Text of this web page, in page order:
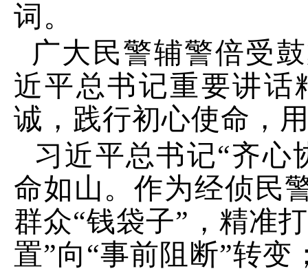
词。
广大民警辅警倍受
近平总书记重要讲话
诚，践行初心使命，
习近平总书记“齐心
命如山。作为经侦民
群众“钱袋子”，精准
置”向“事前阻断”转